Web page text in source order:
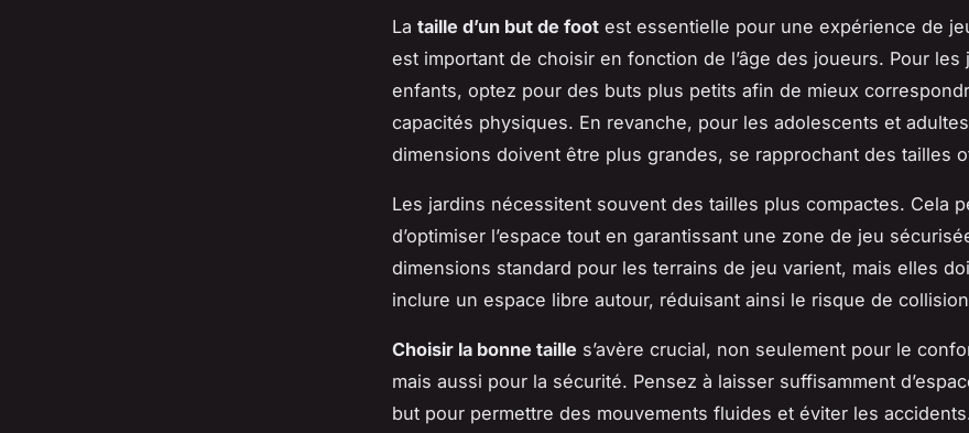
La taille d’un but de foot est essentielle pour une expérience de
est important de choisir en fonction de l’âge des joueurs. Pour les
enfants, optez pour des buts plus petits afin de mieux
capacités physiques. En revanche, pour les adolescents et
dimensions doivent être plus grandes, se rapprochant des tailles
Les jardins nécessitent souvent des tailles plus compactes. Cela
d’optimiser l’espace tout en garantissant une zone de jeu
dimensions standard pour les terrains de jeu varient, mais elles
inclure un espace libre autour, réduisant ainsi le risque de
Choisir la bonne taille s’avère crucial, non seulement pour le
mais aussi pour la sécurité. Pensez à laisser suffisamment
but pour permettre des mouvements fluides et éviter les